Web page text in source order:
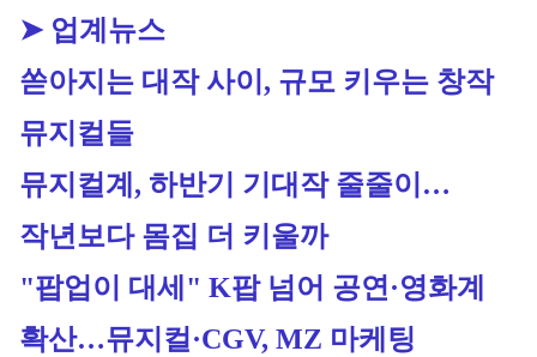
➤ 업계뉴스
쏟아지는 대작 사이, 규모 키우는 창작
뮤지컬들
뮤지컬계, 하반기 기대작 줄줄이…
작년보다 몸집 더 키울까
"팝업이 대세" K팝 넘어 공연·영화계
확산…뮤지컬·CGV, MZ 마케팅